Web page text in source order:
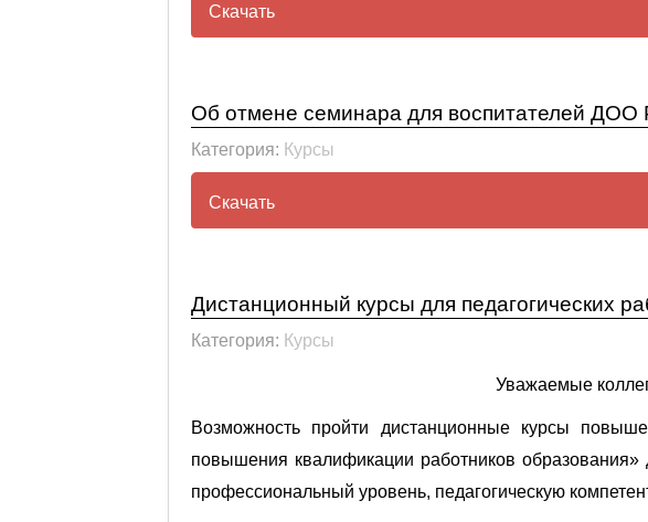
Скачать
ЗАЯВЛЕНИЕ — АНКЕТА слушателя курсов
Об отмене семинара для воспитателей
Категория: Курсы
Скачать
«Детский сад -2100»
Дистанционный курсы для педагогических
Категория: Курсы
Уважаемые
Возможность пройти дистанционные курсы
повышения квалификации работников образования»
профессиональный уровень, педагогическую